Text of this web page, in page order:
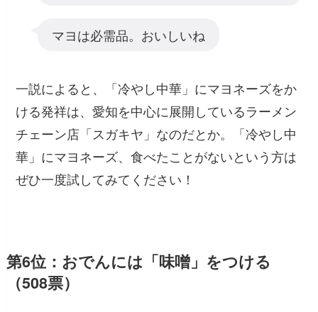
マヨは必需品。おいしいね
一説によると、「冷やし中華」にマヨネーズをか
ける発祥は、愛知を中心に展開しているラーメン
チェーン店「スガキヤ」なのだとか。「冷やし中
華」にマヨネーズ、食べたことがないという方は
ぜひ一度試してみてください！
第6位：おでんには「味噌」をつける
（508票）